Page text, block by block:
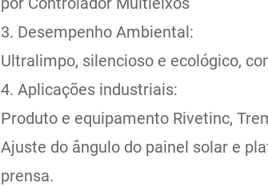
3. Desempenho Ambiental:
Ultralimpo, silencioso e ecológico,
4. Aplicações industriais:
Produto e equipamento Rivetinc,
Ajuste do ângulo do painel solar e
prensa.